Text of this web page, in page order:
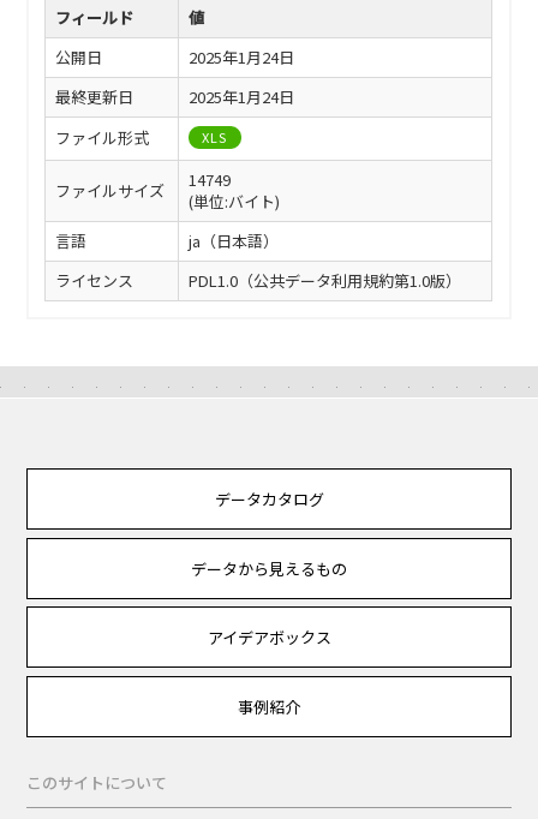
フィールド
値
公開日
2025年1月24日
最終更新日
2025年1月24日
ファイル形式
XLS
ファイルサイズ
14749
(単位:バイト)
言語
ja（日本語）
ライセンス
PDL1.0（公共データ利用規約第1.0版）
データカタログ
データから見えるもの
アイデアボックス
事例紹介
このサイトについて